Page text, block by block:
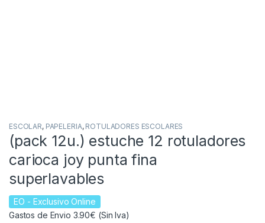
ESCOLAR, PAPELERIA, ROTULADORES ESCOLARES
(pack 12u.) estuche 12 rotuladores
carioca joy punta fina
superlavables
EO - Exclusivo Online
Gastos de Envio 3.90€ (Sin Iva)